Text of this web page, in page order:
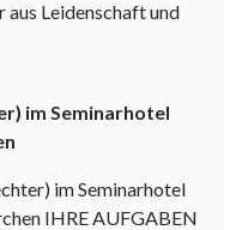
Leidenschaft und
im Seminarhotel
im Seminarhotel
IHRE AUFGABEN